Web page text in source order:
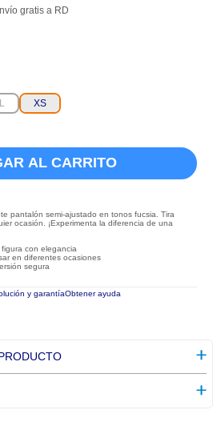
gratis a RD
XS
AL CARRITO
pantalón semi-ajustado en tonos fucsia. Tira
ocasión. ¡Experimenta la diferencia de una
con elegancia
en diferentes ocasiones
segura
y garantíaObtener ayuda